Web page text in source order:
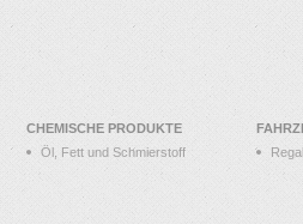
CHEMISCHE PRODUKTE
Öl, Fett und Schmierstoff